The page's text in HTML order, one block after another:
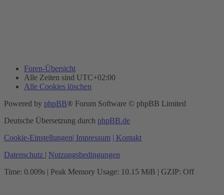
Foren-Übersicht
Alle Zeiten sind UTC+02:00
Alle Cookies löschen
Powered by phpBB® Forum Software © phpBB Limited
Deutsche Übersetzung durch phpBB.de
Cookie-Einstellungen| Impressum | Kontakt
Datenschutz | Nutzungsbedingungen
Time: 0.009s | Peak Memory Usage: 10.15 MiB | GZIP: Off